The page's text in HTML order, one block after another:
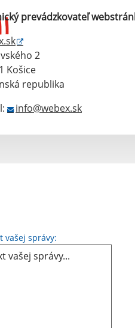
prevádzkovateľ
2
Košice
republika
info@webex.sk
vašej správy: Text vašej